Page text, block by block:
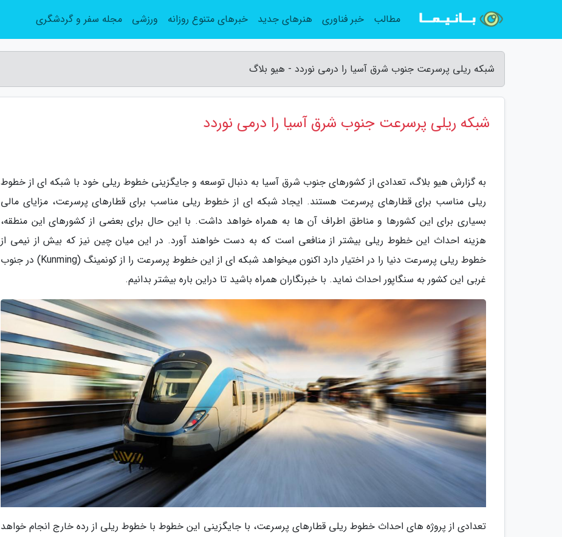
شبکه ریلی پرسرعت جنوب شرق آسیا را درمی نوردد - هیو بلاگ
شبکه ریلی پرسرعت جنوب شرق آسیا را درمی نوردد
به گزارش هیو بلاگ، تعدادی از کشورهای جنوب شرق آسیا به دنبال توسعه و جایگزینی خطوط ریلی خود با شبکه ای از خطوط
ریلی مناسب برای قطارهای پرسرعت هستند. ایجاد شبکه ای از خطوط ریلی مناسب برای قطارهای پرسرعت، مزایای مالی
بسیاری برای این کشورها و مناطق اطراف آن ها به همراه خواهد داشت. با این حال برای بعضی از کشورهای این منطقه،
هزینه احداث این خطوط ریلی بیشتر از منافعی است که به دست خواهند آورد. در این میان چین نیز که بیش از نیمی از
خطوط ریلی پرسرعت دنیا را در اختیار دارد اکنون میخواهد شبکه ای از این خطوط پرسرعت را از کونمینگ (Kunming) در جنوب
غربی این کشور به سنگاپور احداث نماید. با خبرنگاران همراه باشید تا دراین باره بیشتر بدانیم.
تعدادی از پروژه های احداث خطوط ریلی قطارهای پرسرعت، با جایگزینی این خطوط با خطوط ریلی از رده خارج انجام خواهد
مطالب خبر فناوری هنرهای جدید خبرهای متنوع روزانه ورزشی مجله سفر و گردشگری